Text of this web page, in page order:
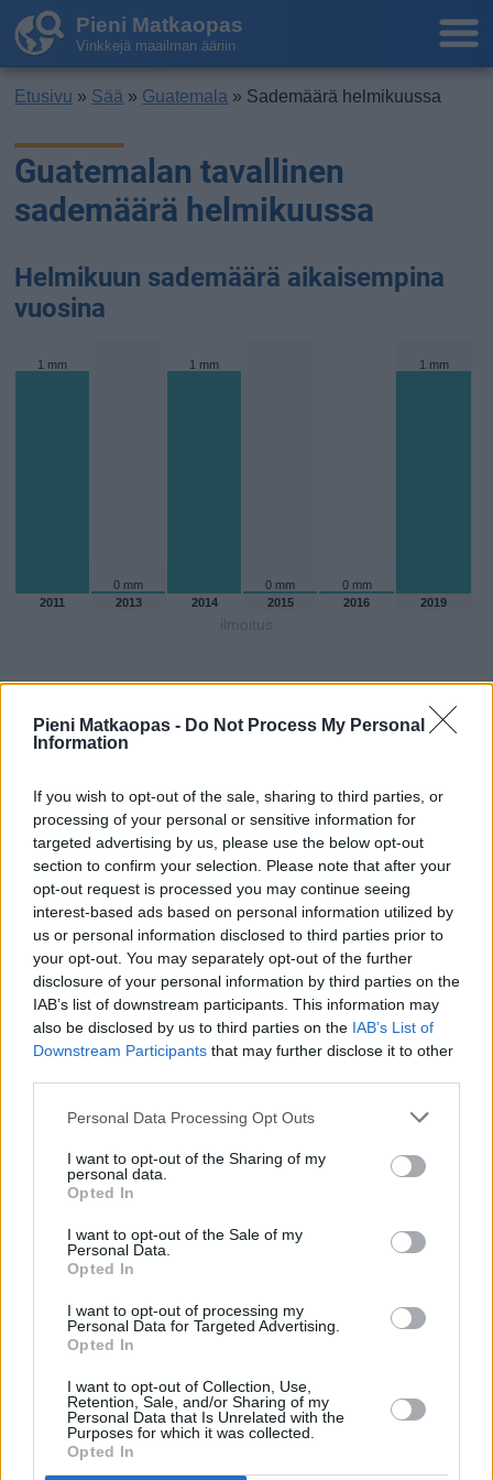
Pieni Matkaopas - Do Not Process My Personal
Information
If you wish to opt-out of the sale, sharing to third parties, or
processing of your personal or sensitive information for
targeted advertising by us, please use the below opt-out
section to confirm your selection. Please note that after your
opt-out request is processed you may continue seeing
interest-based ads based on personal information utilized by
us or personal information disclosed to third parties prior to
your opt-out. You may separately opt-out of the further
disclosure of your personal information by third parties on the
IAB’s list of downstream participants. This information may
also be disclosed by us to third parties on the IAB’s List of
Downstream Participants that may further disclose it to other
Personal Data Processing Opt Outs
I want to opt-out of the Sharing of my
personal data.
Opted In
I want to opt-out of the Sale of my
Personal Data.
Opted In
I want to opt-out of processing my
Personal Data for Targeted Advertising.
Opted In
I want to opt-out of Collection, Use,
Retention, Sale, and/or Sharing of my
Personal Data that Is Unrelated with the
Purposes for which it was collected.
Opted In
Pieni Matkaopas
Vinkkejä maailman ääriin
Etusivu » Sää » Guatemala » Sademäärä helmikuussa
Guatemalan tavallinen
sademäärä helmikuussa
Helmikuun sademäärä aikaisempina
vuosina
1 mm
0 mm
1 mm
0 mm 0 mm
1 mm
2011 2013 2014 2015 2016 2019
Sadepäivien määärä helmikuussa
aikaisempina vuosina
0 kpl
2 kpl 2 kpl
2013
Entä muut kuukaudet? Miten paljon
Guatemalassa on satanut...
Tammikuussa Helmikuussa Maaliskuussa
Huhtikuussa Toukokuussa Kesäkuussa
Heinäkuussa Elokuussa Syyskuussa